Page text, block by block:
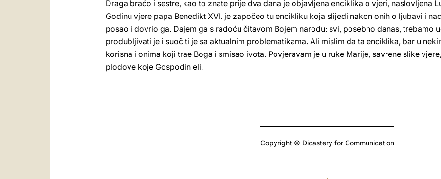
Draga braćo i sestre, kao to znate prije dva dana je objavljena enciklika o vjeri, naslovljena
Godinu vjere papa Benedikt XVI. je započeo tu encikliku koja slijedi nakon onih o ljubavi i
posao i dovrio ga. Dajem ga s radoću čitavom Bojem narodu: svi, posebno danas, trebamo
produbljivati je i suočiti je sa aktualnim problematikama. Ali mislim da ta enciklika, bar u
korisna i onima koji trae Boga i smisao ivota. Povjeravam je u ruke Marije, savrene slike
plodove koje Gospodin eli.
Copyright © Dicastery for Communication